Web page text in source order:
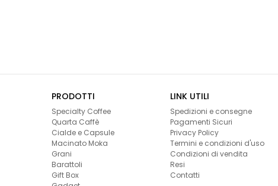
PRODOTTI
Specialty Coffee
Quarta Caffè
Cialde e Capsule
Macinato Moka
Grani
Barattoli
Gift Box
LINK UTILI
Spedizioni e consegne
Pagamenti Sicuri
Privacy Policy
Termini e condizioni d'uso
Condizioni di vendita
Resi
Contatti